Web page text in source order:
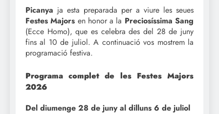
Picanya ja esta preparada per a viure les seues
Festes Majors en honor a la Preciosíssima Sang
(Ecce Homo), que es celebra des del 28 de juny
fins al 10 de juliol. A continuació vos mostrem la
programació festiva.
Programa complet de les Festes Majors
2026
Del diumenge 28 de juny al dilluns 6 de juliol